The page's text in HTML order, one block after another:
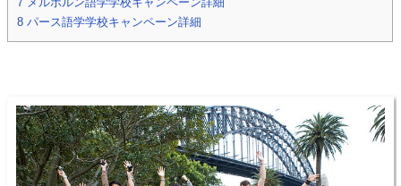
8 パース語学学校キャンペーン詳細